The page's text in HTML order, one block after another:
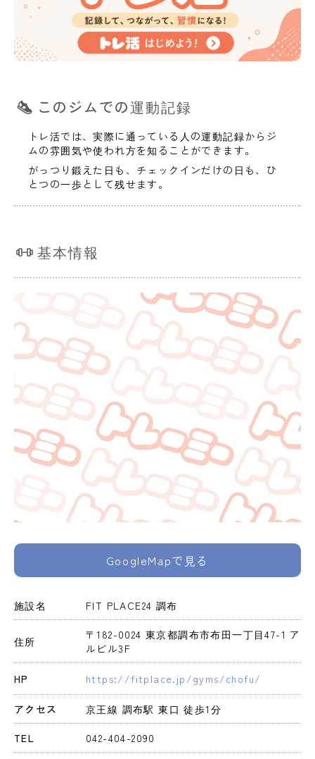
このジムでの運動記録
トレ活では、実際に通っている人の運動記録からジ
ムの雰囲気や使われ方を知ることができます。
がっつり鍛えた日も、チェックインだけの日も、ひ
とつの一歩として残せます。
基本情報
GoogleMapで見る
施設名 FIT PLACE24 調布
住所
〒182-0024 東京都調布市布田一丁目47-1 ア
ルビル3F
HP https://fitplace.jp/gyms/chofu/
アクセス 京王線 調布駅 東口 徒歩1分
TEL 042-404-2090